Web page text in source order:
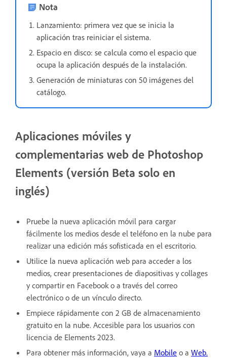
Nota
Lanzamiento: primera vez que se inicia la
aplicación tras reiniciar el sistema.
Espacio en disco: se calcula como el espacio que
ocupa la aplicación después de la instalación.
Generación de miniaturas con 50 imágenes del
catálogo.
Aplicaciones móviles y
complementarias web de Photoshop
Elements (versión Beta solo en
inglés)
Pruebe la nueva aplicación móvil para cargar
fácilmente los medios desde el teléfono en la nube para
realizar una edición más sofisticada en el escritorio.
Utilice la nueva aplicación web para acceder a los
medios, crear presentaciones de diapositivas y collages
y compartir en Facebook o a través del correo
electrónico o de un vínculo directo.
Empiece rápidamente con 2 GB de almacenamiento
gratuito en la nube. Accesible para los usuarios con
licencia de Elements 2023.
Para obtener más información, vaya a Mobile o a Web.